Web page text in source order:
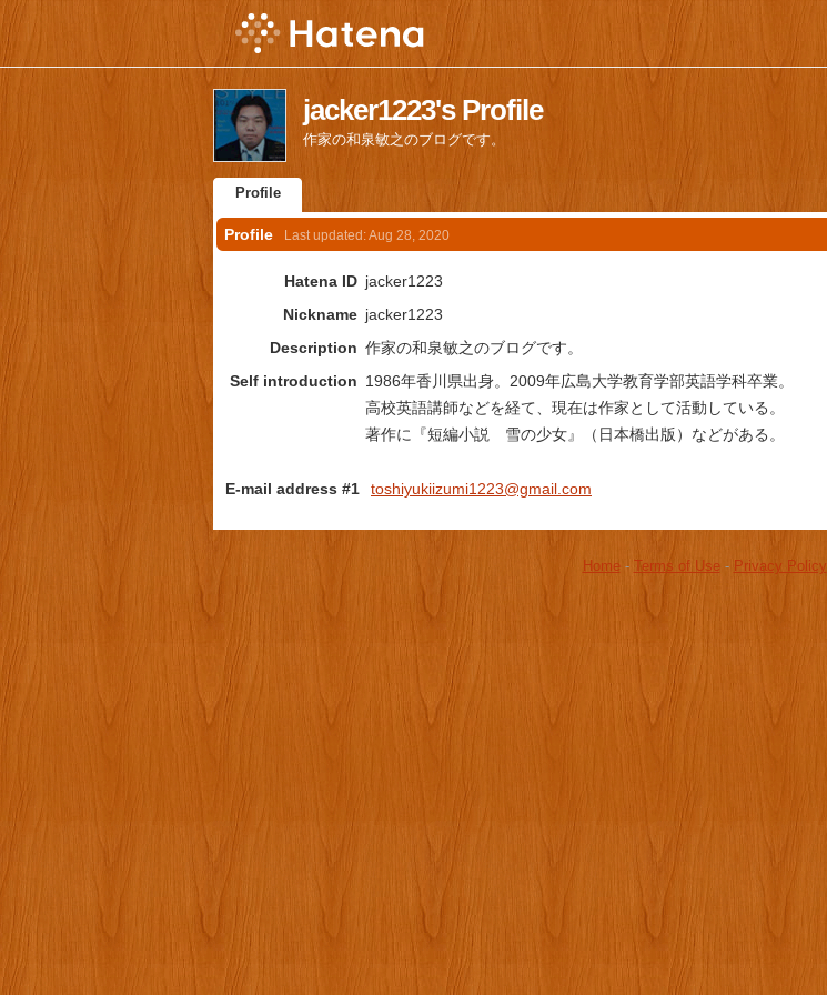
jacker1223's Profile
作家の和泉敏之のブログです。
Profile
Profile Last updated:Aug 28, 2020
Hatena ID jacker1223
Nickname jacker1223
Description 作家の和泉敏之のブログです。
Self introduction 1986年香川県出身。2009年広島大学教育学部英語学科卒業。
高校英語講師などを経て、現在は作家として活動している。
著作に『短編小説 雪の少女』（日本橋出版）などがある。
E-mail address #1 toshiyukiizumi1223@gmail.com
Home- Terms of Use- Privacy Policy